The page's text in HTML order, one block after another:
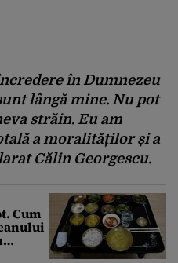
în Dumnezeu
lângă mine. Nu pot
străin. Eu am
a moralităților și a
Călin Georgescu.
Cum